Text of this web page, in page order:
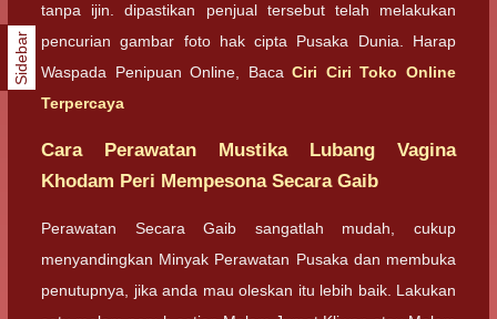
tanpa ijin. dipastikan penjual tersebut telah melakukan
pencurian gambar foto hak cipta Pusaka Dunia. Harap
Waspada Penipuan Online, BacaCiri Ciri Toko Online
Terpercaya
Cara Perawatan Mustika Lubang Vagina
Khodam Peri Mempesona Secara Gaib
Perawatan Secara Gaib sangatlah mudah, cukup
menyandingkan Minyak Perawatan Pusaka dan membuka
penutupnya, jika anda mau oleskan itu lebih baik. Lakukan
Sidebar